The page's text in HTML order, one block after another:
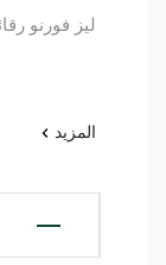
ليز فورنو
المزيد